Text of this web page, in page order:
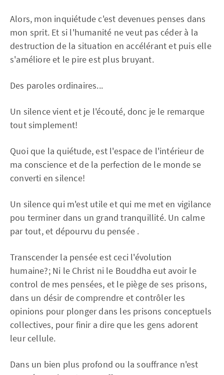
Alors, mon inquiétude c'est devenues penses dans
mon sprit. Et si l'humanité ne veut pas céder à la
destruction de la situation en accélérant et puis elle
s'améliore et le pire est plus bruyant.
Des paroles ordinaires...
Un silence vient et je l'écouté, donc je le remarque
tout simplement!
Quoi que la quiétude, est l'espace de l'intérieur de
ma conscience et de la perfection de le monde se
converti en silence!
Un silence qui m'est utile et qui me met en vigilance
pou terminer dans un grand tranquillité. Un calme
par tout, et dépourvu du pensée .
Transcender la pensée est ceci l'évolution
humaine?; Ni le Christ ni le Bouddha eut avoir le
control de mes pensées, et le piège de ses prisons,
dans un désir de comprendre et contrôler les
opinions pour plonger dans les prisons conceptuels
collectives, pour finir a dire que les gens adorent
leur cellule.
Dans un bien plus profond ou la souffrance n'est